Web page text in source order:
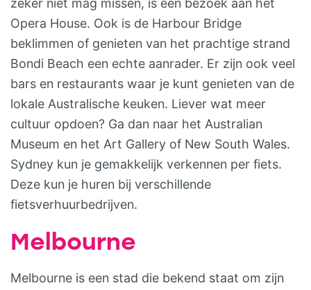
zeker niet mag missen, is een bezoek aan het
Opera House. Ook is de Harbour Bridge
beklimmen of genieten van het prachtige strand
Bondi Beach een echte aanrader. Er zijn ook veel
bars en restaurants waar je kunt genieten van de
lokale Australische keuken. Liever wat meer
cultuur opdoen? Ga dan naar het Australian
Museum en het Art Gallery of New South Wales.
Sydney kun je gemakkelijk verkennen per fiets.
Deze kun je huren bij verschillende
fietsverhuurbedrijven.
Melbourne
Melbourne is een stad die bekend staat om zijn